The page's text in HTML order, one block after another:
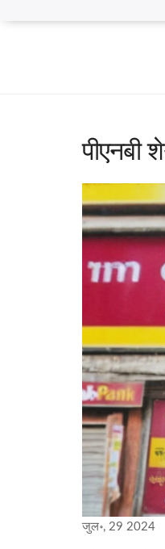
पीएनबी
जुल॰, 29 2024